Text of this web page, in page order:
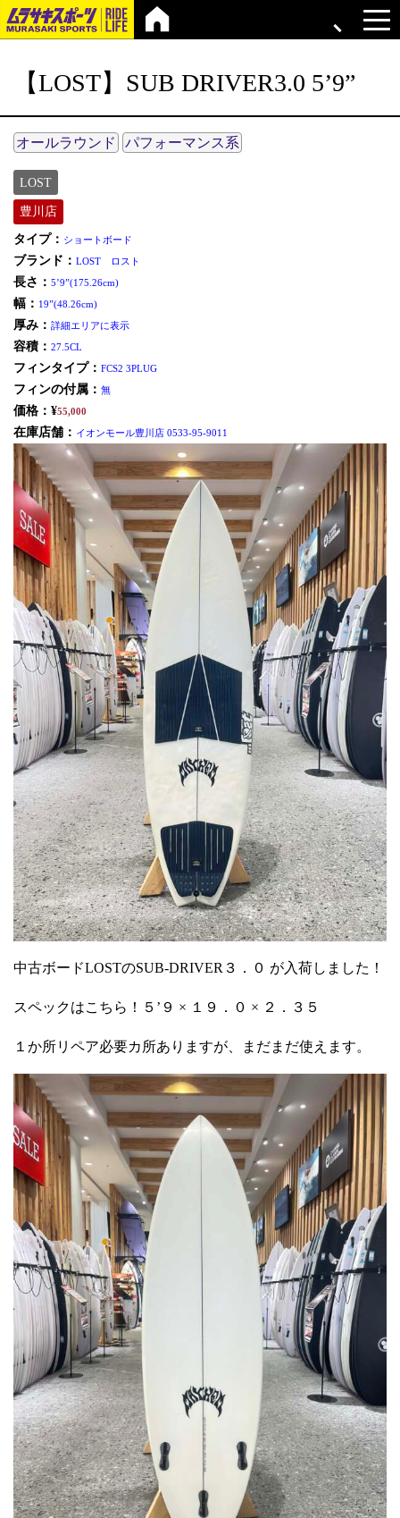
【LOST】SUB DRIVER3.0 5’9”
オールラウンド パフォーマンス系
LOST
豊川店
タイプ： ショートボード
ブランド： LOST ロスト
長さ： 5’9”(175.26cm)
幅： 19”(48.26cm)
厚み： 詳細エリアに表示
容積： 27.5CL
フィンタイプ： FCS2 3PLUG
フィンの付属： 無
価格：¥55,000
在庫店舗： イオンモール豊川店 0533-95-9011
中古ボードLOSTのSUB-DRIVER３．０ が入荷しました！
スペックはこちら！５’９ × １９．０ × ２．３５
１か所リペア必要カ所ありますが、まだまだ使えます。